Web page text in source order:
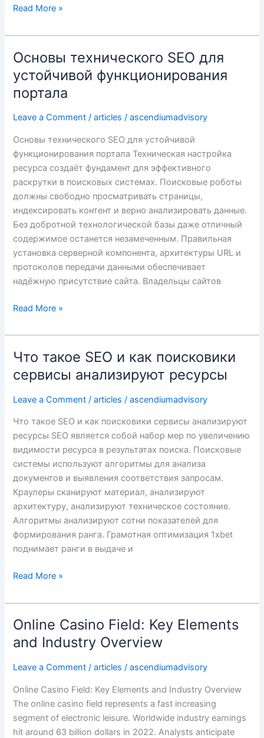
Read More »
Основы технического SEO для
устойчивой функционирования
портала
Leave a Comment /articles /ascendiumadvisory
Основы технического SEO для устойчивой
функционирования портала Техническая настройка
ресурса создаёт фундамент для эффективного
раскрутки в поисковых системах. Поисковые роботы
должны свободно просматривать страницы,
индексировать контент и верно анализировать данные.
Без добротной технологической базы даже отличный
содержимое останется незамеченным. Правильная
установка серверной компонента, архитектуры URL и
протоколов передачи данными обеспечивает
надёжную присутствие сайта. Владельцы сайтов
Основы
технического
SEO
для
устойчивой
портала
Read More »
Что такое SEO и как поисковики
сервисы анализируют ресурсы
Leave a Comment /articles /ascendiumadvisory
Что такое SEO и как поисковики сервисы анализируют
ресурсы SEO является собой набор мер по увеличению
видимости ресурса в результатах поиска. Поисковые
системы используют алгоритмы для анализа
документов и выявления соответствия запросам.
Краулеры сканируют материал, анализируют
архитектуру, анализируют техническое состояние.
Алгоритмы анализируют сотни показателей для
формирования ранга. Грамотная оптимизация 1xbet
поднимает ранги в выдаче и
Что
SEO
и
поисковики
сервисы
анализируют
ресурсы
Read More »
Online Casino Field: Key Elements
and Industry Overview
Leave a Comment /articles /ascendiumadvisory
Online Casino Field: Key Elements and Industry Overview
The online casino field represents a fast increasing
segment of electronic leisure. Worldwide industry earnings
hit around 63 billion dollars in 2022. Analysts anticipate
Online
Casino
Field:
Key
and
Industry
Overview